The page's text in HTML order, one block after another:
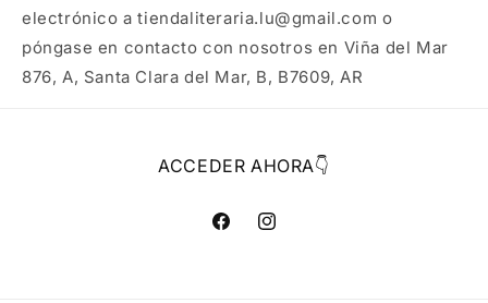
electrónico a tiendaliteraria.lu@gmail.com o
póngase en contacto con nosotros en Viña del Mar
876, A, Santa Clara del Mar, B, B7609, AR
ACCEDER AHORA👇
FacebookInstagram